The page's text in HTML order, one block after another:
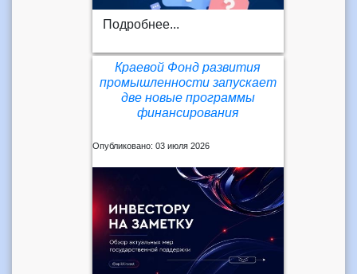
Подробнее...
Краевой Фонд развития
промышленности запускает
две новые программы
финансирования
Опубликовано: 03 июля 2026